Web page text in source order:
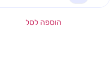
הוספה לסל